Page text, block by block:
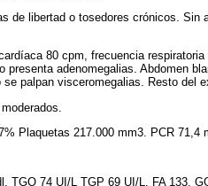
de libertad o tosedores crónicos. Sin
80 cpm, frecuencia
adenomegalias. Abdomen
palpan visceromegalias. Resto del
Plaquetas 217.000 mm3. PCR 71,4
TGO 74 UI/L TGP 69 UI/L, FA 133,